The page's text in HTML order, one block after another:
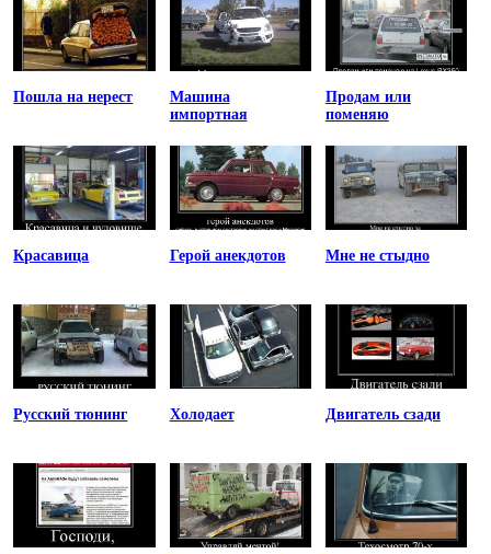
Пошла на нерест
Машина
импортная
Продам или
поменяю
Красавица Герой анекдотов Мне не стыдно
Русский тюнинг Холодает Двигатель сзади